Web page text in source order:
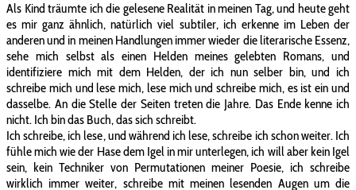
Als Kind träumte ich die gelesene Realität in meinen Tag, und heute geht
es mir ganz ähnlich, natürlich viel subtiler, ich erkenne im Leben der
anderen und in meinen Handlungen immer wieder die literarische Essenz,
sehe mich selbst als einen Helden meines gelebten Romans, und
identifiziere mich mit dem Helden, der ich nun selber bin, und ich
schreibe mich und lese mich, lese mich und schreibe mich, es ist ein und
dasselbe. An die Stelle der Seiten treten die Jahre. Das Ende kenne ich
nicht. Ich bin das Buch, das sich schreibt.
Ich schreibe, ich lese, und während ich lese, schreibe ich schon weiter. Ich
fühle mich wie der Hase dem Igel in mir unterlegen, ich will aber kein Igel
sein, kein Techniker von Permutationen meiner Poesie, ich schreibe
wirklich immer weiter, schreibe mit meinen lesenden Augen um die